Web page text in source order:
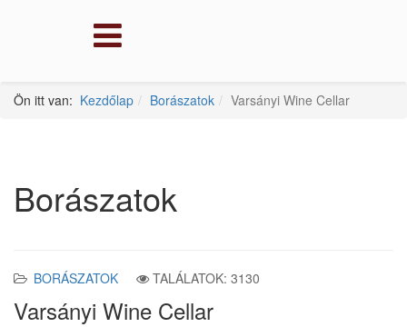
Ön itt van: Kezdőlap Borászatok Varsányi Wine Cellar
Borászatok
BORÁSZATOK TALÁLATOK: 3130
Varsányi Wine Cellar